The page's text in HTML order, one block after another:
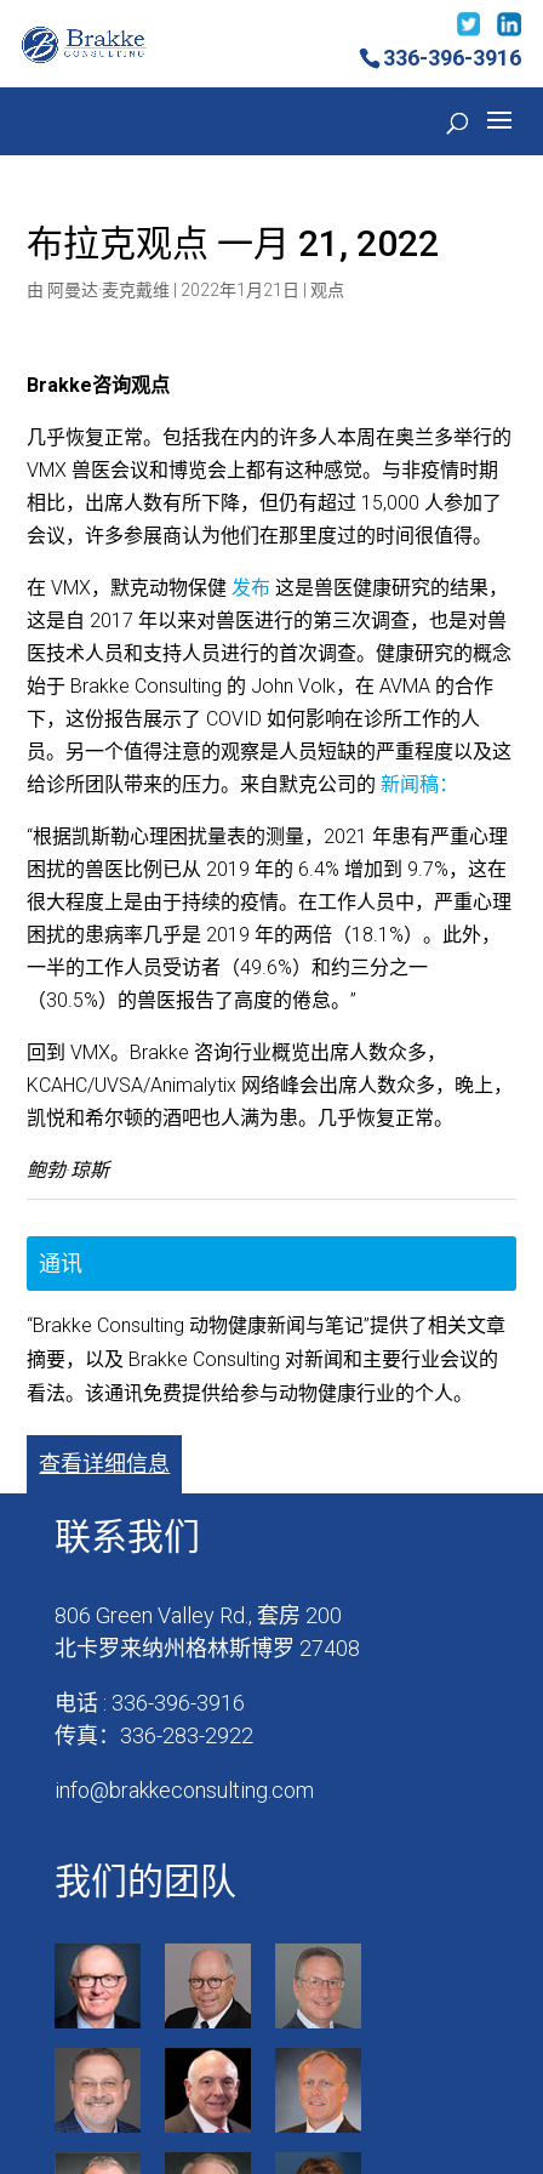
336-396-3916
布拉克观点 一月 21, 2022
由 阿曼达·麦克戴维 2022年1月21日 |观点
Brakke咨询观点
几乎恢复正常。包括我在内的许多人本周在奥兰多举行的
VMX 兽医会议和博览会上都有这种感觉。与非疫情时期
相比，出席人数有所下降，但仍有超过 15,000 人参加了
会议，许多参展商认为他们在那里度过的时间很值得。
在 VMX，默克动物保健发布 这是兽医健康研究的结果，
这是自 2017 年以来对兽医进行的第三次调查，也是对兽
医技术人员和支持人员进行的首次调查。健康研究的概念
始于 Brakke Consulting 的 John Volk，在 AVMA 的合作
下，这份报告展示了 COVID 如何影响在诊所工作的人
员。另一个值得注意的观察是人员短缺的严重程度以及这
给诊所团队带来的压力。来自默克公司的新闻稿：
“根据凯斯勒心理困扰量表的测量，2021 年患有严重心理
困扰的兽医比例已从 2019 年的 6.4% 增加到 9.7%，这在
很大程度上是由于持续的疫情。在工作人员中，严重心理
困扰的患病率几乎是 2019 年的两倍（18.1%）。此外，
一半的工作人员受访者（49.6%）和约三分之一
（30.5%）的兽医报告了高度的倦怠。”
回到 VMX。Brakke 咨询行业概览出席人数众多，
KCAHC/UVSA/Animalytix 网络峰会出席人数众多，晚上，
凯悦和希尔顿的酒吧也人满为患。几乎恢复正常。
鲍勃·琼斯
通讯
“Brakke Consulting 动物健康新闻与笔记”提供了相关文章
摘要，以及 Brakke Consulting 对新闻和主要行业会议的
看法。该通讯免费提供给参与动物健康行业的个人。
查看详细信息
联系我们
806 Green Valley Rd., 套房 200
北卡罗来纳州格林斯博罗 27408
电话 : 336-396-3916
传真：336-283-2922
info@brakkeconsulting.com
我们的团队